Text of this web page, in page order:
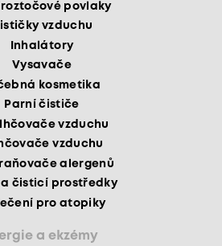
povlaky
vzduchu
Inhalátory
Vysavače
kosmetika
Parní čističe
vzduchu
vzduchu
alergenů
a čisticí prostředky
pro atopiky
a ekzémy